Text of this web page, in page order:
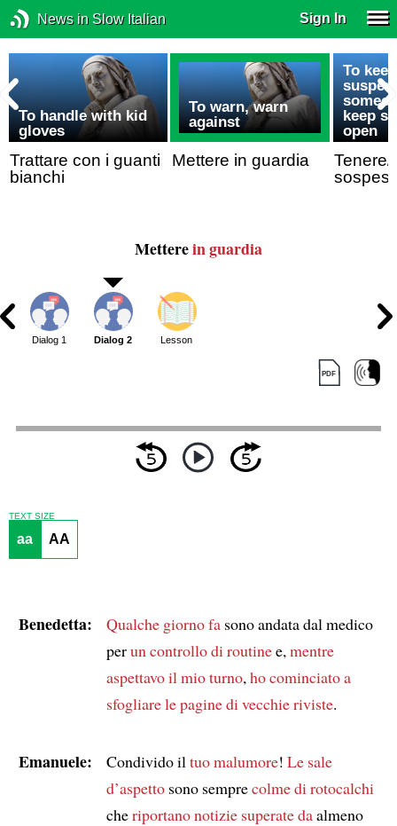
News in Slow Italian Sign In
To handle with kid
gloves
Trattare con i guanti
bianchi
To warn, warn
against
Mettere in guardia
To
keep
open
Tenere/
Metterein guardia
Dialog 1 Dialog 2 Lesson
TEXT SIZE
aa AA
Benedetta: Qualche giorno fasono andata dal medico
perun controllo di routinee, mentre
aspettavo il mio turno, ho cominciato a
sfogliare le pagine di vecchie riviste.
Emanuele: Condivido il tuo malumore! Le sale
d’aspettosono semprecolme di rotocalchi
cheriportano notizie superate daalmeno